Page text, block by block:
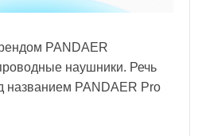
PANDAER
наушники. Речь
названием PANDAER Pro